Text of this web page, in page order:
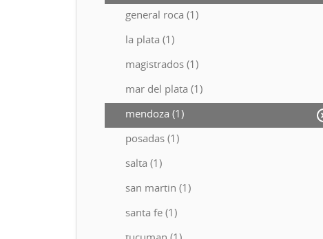
general roca (1)
la plata (1)
magistrados (1)
mar del plata (1)
mendoza (1)
posadas (1)
salta (1)
san martin (1)
santa fe (1)